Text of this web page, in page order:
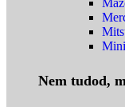
Mini
Nem tudod,